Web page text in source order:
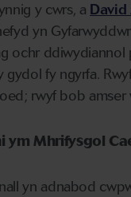
y cwrs, a David
yn
ochr
gydol fy ngyrfa.
rwyf bob
ym Mhrifysgol
yn adnabod